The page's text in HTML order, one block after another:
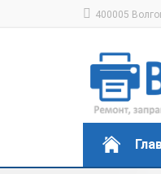
400005